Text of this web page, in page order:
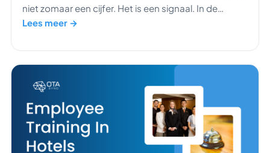
niet zomaar een cijfer. Het is een signaal. In de
horeca komt het verschil tussen een eenmalige
persoonlijke service in de horeca. Moderne reizigers
verlangen naar meer dan alleen […]
Lees meer →